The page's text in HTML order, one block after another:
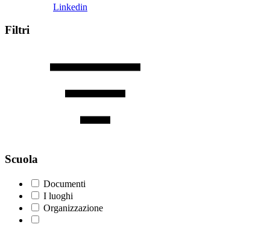
Linkedin
Filtri
Scuola
Documenti
I luoghi
Organizzazione